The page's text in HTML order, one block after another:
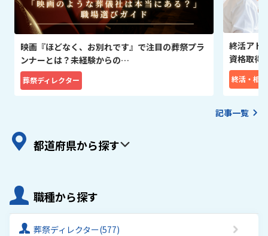
記事一覧
映画『ほどなく、お別れです』で注目の葬祭プラ
ンナーとは？未経験からの…
葬祭ディレクター
終活アド
資格取得
終活・相
都道府県から探す
職種から探す
葬祭ディレクター(577)